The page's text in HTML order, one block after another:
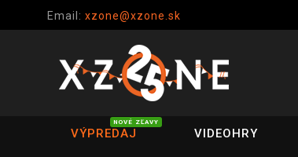
Email: xzone@xzone.sk
VÝPREDAJ
NOVÉ ZĽAVY
VIDEOHRY